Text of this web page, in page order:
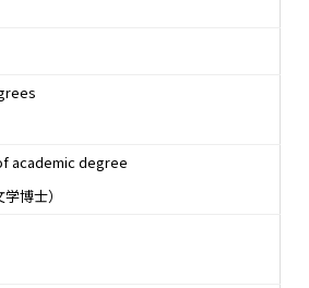
academic degree
博士）